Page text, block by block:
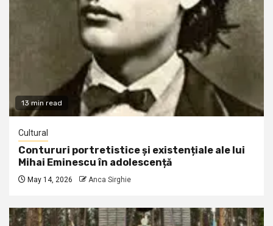
13 min read
Cultural
Contururi portretistice și existențiale ale lui
Mihai Eminescu în adolescență
May 14, 2026 Anca Sirghie